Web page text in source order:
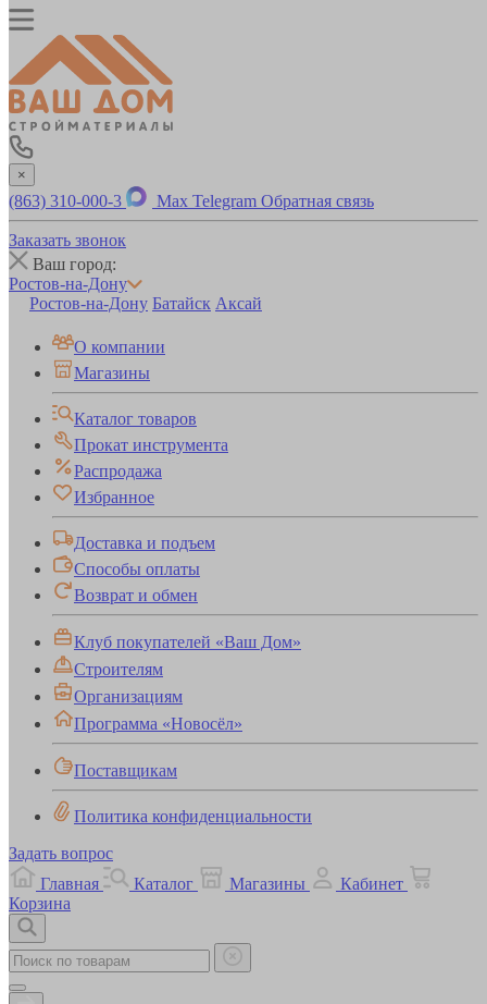
×
(863) 310-000-3 Max Telegram Обратная связь
Заказать звонок
Ваш город:
Ростов-на-Дону
Ростов-на-Дону Батайск Аксай
О компании
Магазины
Каталог товаров
Прокат инструмента
Распродажа
Избранное
Доставка и подъем
Способы оплаты
Возврат и обмен
Клуб покупателей «Ваш Дом»
Строителям
Организациям
Программа «Новосёл»
Поставщикам
Политика конфиденциальности
Задать вопрос
Главная
Каталог Магазины
Кабинет
Корзина